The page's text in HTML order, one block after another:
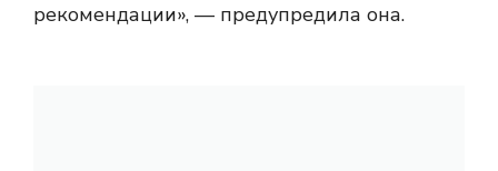
рекомендации», — предупредила она.